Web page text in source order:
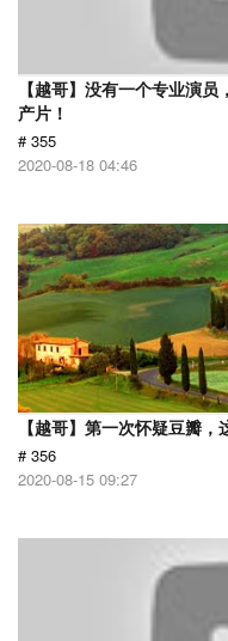
【越哥】没有一个专业演
产片！
# 355
2020-08-18 04:46
【越哥】第一次怀疑豆瓣
# 356
2020-08-15 09:27